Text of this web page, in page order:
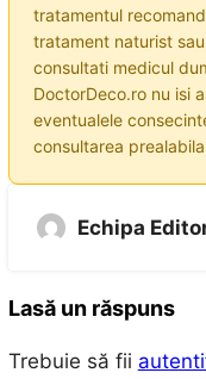
tratamentul
tratament naturist
consultati medicul
DoctorDeco.ro nu isi
eventualele
consultarea
Echipa
Lasă un răspuns
Trebuie să fii